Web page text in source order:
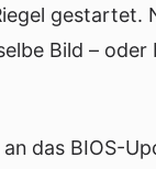
gestartet.
Bild – oder
das BIOS-